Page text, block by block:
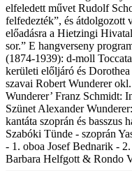
elfeledett művet Rudolf
felfedezték”, és átdolgozott
előadásra a Hietzingi
sor.” E hangverseny
(1874-1939): d-moll
kerületi előljáró és
szavai Robert Wunderer
Wunderer’ Franz Schmidt:
Szünet Alexander
kantáta szoprán és basszus
Szabóki Tünde - szoprán
- 1. oboa Josef Bednarik -
Barbara Helfgott & Rondo